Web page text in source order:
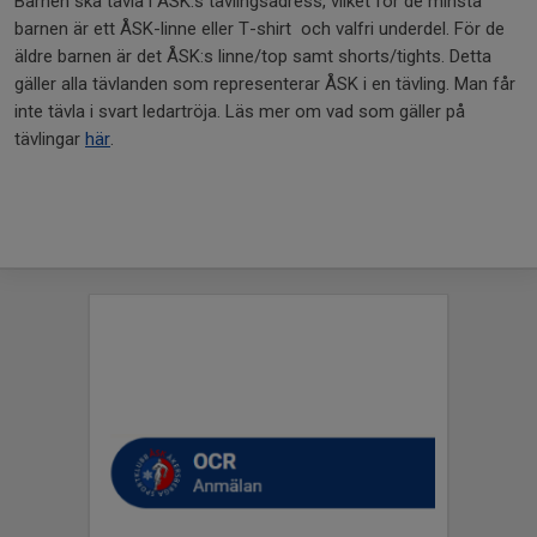
barnen är ett ÅSK-linne eller T-shirt och valfri underdel. För de
äldre barnen är det ÅSK:s linne/top samt shorts/tights. Detta
gäller alla tävlanden som representerar ÅSK i en tävling. Man får
inte tävla i svart ledartröja. Läs mer om vad som gäller på
tävlingar här.